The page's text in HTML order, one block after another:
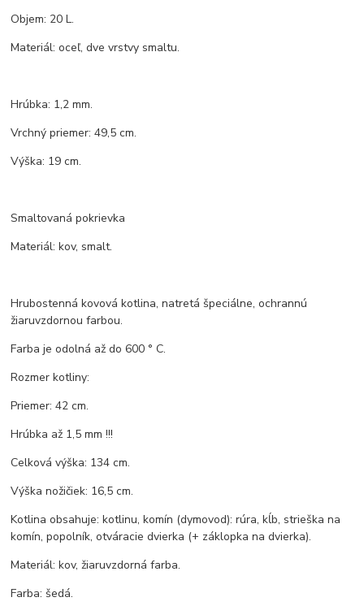
Objem: 20 L.
Materiál: oceľ, dve vrstvy smaltu.
Hrúbka: 1,2 mm.
Vrchný priemer: 49,5 cm.
Výška: 19 cm.
Smaltovaná pokrievka
Materiál: kov, smalt.
Hrubostenná kovová kotlina, natretá špeciálne, ochrannú
žiaruvzdornou farbou.
Farba je odolná až do 600 ° C.
Rozmer kotliny:
Priemer: 42 cm.
Hrúbka až 1,5 mm !!!
Celková výška: 134 cm.
Výška nožičiek: 16,5 cm.
Kotlina obsahuje: kotlinu, komín (dymovod): rúra, kĺb, strieška na
komín, popolník, otváracie dvierka (+ záklopka na dvierka).
Materiál: kov, žiaruvzdorná farba.
Farba: šedá.